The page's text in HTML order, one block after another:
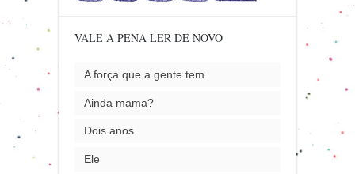
VALE A PENA LER DE NOVO
A força que a gente tem
Ainda mama?
Dois anos
Ele